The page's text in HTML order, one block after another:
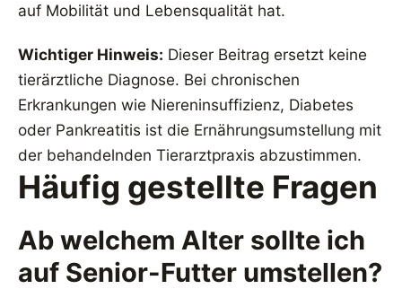
auf Mobilität und Lebensqualität hat.
Wichtiger Hinweis: Dieser Beitrag ersetzt keine
tierärztliche Diagnose. Bei chronischen
Erkrankungen wie Niereninsuffizienz, Diabetes
oder Pankreatitis ist die Ernährungsumstellung mit
der behandelnden Tierarztpraxis abzustimmen.
Häufig gestellte Fragen
Ab welchem Alter sollte ich
auf Senior-Futter umstellen?